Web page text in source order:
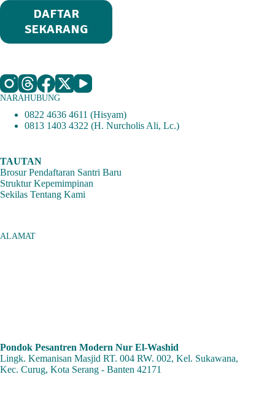
DAFTAR
SEKARANG
NARAHUBUNG
0822 4636 4611 (Hisyam)
0813 1403 4322 (H. Nurcholis Ali, Lc.)
TAUTAN
Brosur Pendaftaran Santri Baru
Struktur Kepemimpinan
Sekilas Tentang Kami
ALAMAT
Pondok Pesantren Modern Nur El-Washid
Lingk. Kemanisan Masjid RT. 004 RW. 002, Kel. Sukawana,
Kec. Curug, Kota Serang - Banten 42171